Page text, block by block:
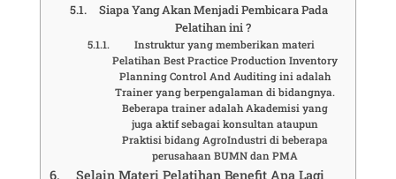
Siapa Yang Akan Menjadi Pembicara Pada
Pelatihan ini ?
Instruktur yang memberikan materi
Pelatihan Best Practice Production Inventory
Planning Control And Auditing ini adalah
Trainer yang berpengalaman di bidangnya.
Beberapa trainer adalah Akademisi yang
juga aktif sebagai konsultan ataupun
Praktisi bidang AgroIndustri di beberapa
perusahaan BUMN dan PMA
Selain Materi Pelatihan Benefit Apa Lagi